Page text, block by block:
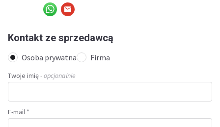
Kontakt ze sprzedawcą
Osoba prywatna Firma
Twoje imię- opcjonalnie
E-mail *